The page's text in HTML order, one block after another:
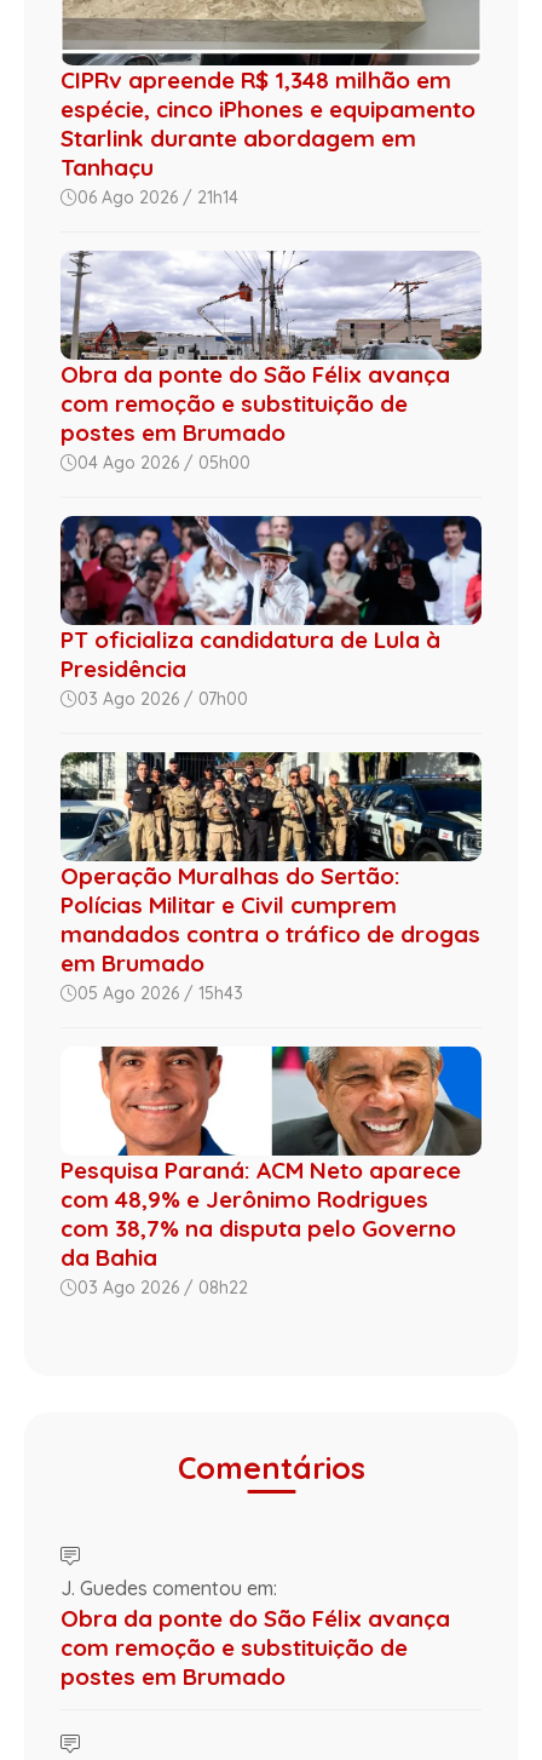
CIPRv apreende R$ 1,348 milhão em
espécie, cinco iPhones e equipamento
Starlink durante abordagem em
Tanhaçu
06 Ago 2026 / 21h14
Obra da ponte do São Félix avança
com remoção e substituição de
postes em Brumado
04 Ago 2026 / 05h00
PT oficializa candidatura de Lula à
Presidência
03 Ago 2026 / 07h00
Operação Muralhas do Sertão:
Polícias Militar e Civil cumprem
mandados contra o tráfico de drogas
em Brumado
05 Ago 2026 / 15h43
Pesquisa Paraná: ACM Neto aparece
com 48,9% e Jerônimo Rodrigues
com 38,7% na disputa pelo Governo
da Bahia
03 Ago 2026 / 08h22
Comentários
J. Guedes comentou em:
Obra da ponte do São Félix avança
com remoção e substituição de
postes em Brumado